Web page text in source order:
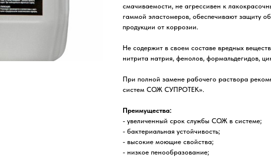
смачиваемости, не агрессивен к
гаммой эластомеров, обеспечивают защиту
продукции от коррозии.
Не содержит в своем составе вредных
нитрита натрия, фенолов, формальдегидов,
При полной замене рабочего раствора
систем СОЖ СУПРОТЕК».
Преимущества:
- увеличенный срок службы СОЖ в системе;
- бактериальная устойчивость;
- высокие моющие свойства;
- низкое пенообразование;